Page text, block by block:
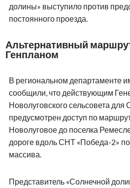
долины» выступило против
постоянного проезда.
Альтернативный
Генпланом
В региональном департаменте
сообщили, что действующим
Новолуговского сельсовета
предусмотрен доступ по
Новолуговое до поселка
дороге вдоль СНТ «Победа-2»
массива.
Представитель «Солнечной